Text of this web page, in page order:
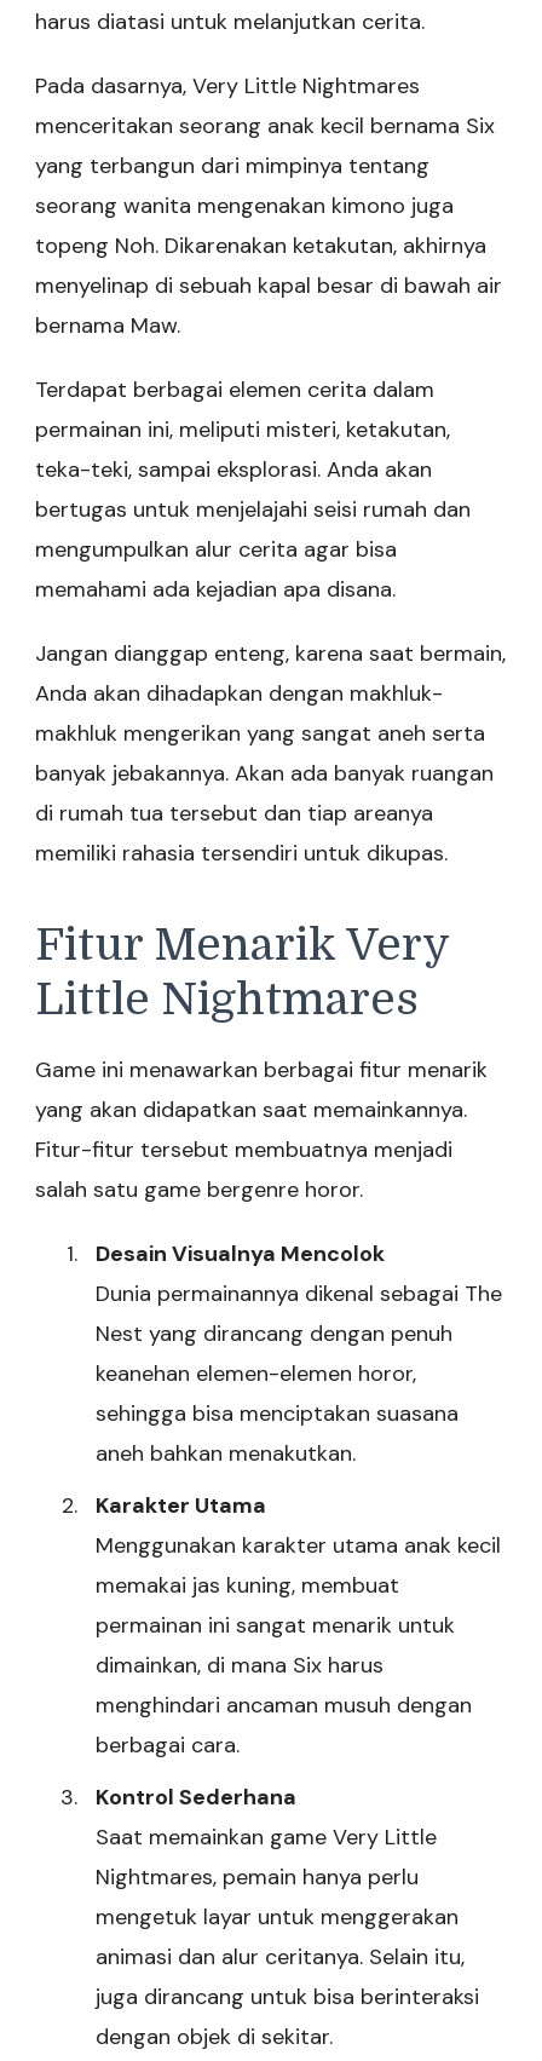
harus diatasi untuk melanjutkan cerita.
Pada dasarnya, Very Little Nightmares
menceritakan seorang anak kecil bernama Six
yang terbangun dari mimpinya tentang
seorang wanita mengenakan kimono juga
topeng Noh. Dikarenakan ketakutan, akhirnya
menyelinap di sebuah kapal besar di bawah air
bernama Maw.
Terdapat berbagai elemen cerita dalam
permainan ini, meliputi misteri, ketakutan,
teka-teki, sampai eksplorasi. Anda akan
bertugas untuk menjelajahi seisi rumah dan
mengumpulkan alur cerita agar bisa
memahami ada kejadian apa disana.
Jangan dianggap enteng, karena saat bermain,
Anda akan dihadapkan dengan makhluk-
makhluk mengerikan yang sangat aneh serta
banyak jebakannya. Akan ada banyak ruangan
di rumah tua tersebut dan tiap areanya
memiliki rahasia tersendiri untuk dikupas.
Fitur Menarik Very
Little Nightmares
Game ini menawarkan berbagai fitur menarik
yang akan didapatkan saat memainkannya.
Fitur-fitur tersebut membuatnya menjadi
salah satu game bergenre horor.
Desain Visualnya Mencolok
Dunia permainannya dikenal sebagai The
Nest yang dirancang dengan penuh
keanehan elemen-elemen horor,
sehingga bisa menciptakan suasana
aneh bahkan menakutkan.
Karakter Utama
Menggunakan karakter utama anak kecil
memakai jas kuning, membuat
permainan ini sangat menarik untuk
dimainkan, di mana Six harus
menghindari ancaman musuh dengan
berbagai cara.
Kontrol Sederhana
Saat memainkan game Very Little
Nightmares, pemain hanya perlu
mengetuk layar untuk menggerakan
animasi dan alur ceritanya. Selain itu,
juga dirancang untuk bisa berinteraksi
dengan objek di sekitar.